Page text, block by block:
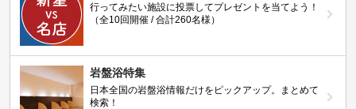
行ってみたい施設に投票してプレゼントを当てよう！
（全10回開催 / 合計260名様）
岩盤浴特集
日本全国の岩盤浴情報だけをピックアップ。まとめて
検索！